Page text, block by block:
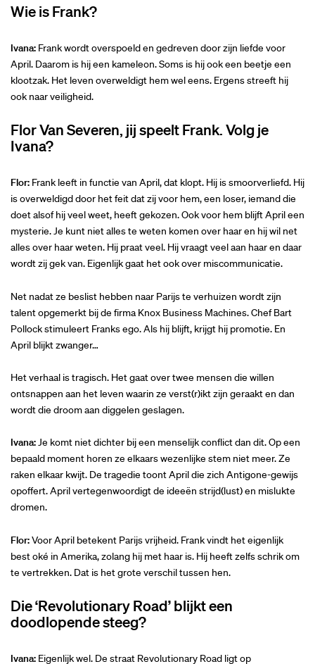
Wie is Frank?
Ivana: Frank wordt overspoeld en gedreven door zijn liefde voor
April. Daarom is hij een kameleon. Soms is hij ook een beetje een
klootzak. Het leven overweldigt hem wel eens. Ergens streeft hij
ook naar veiligheid.
Flor Van Severen, jij speelt Frank. Volg je
Ivana?
Flor: Frank leeft in functie van April, dat klopt. Hij is smoorverliefd. Hij
is overweldigd door het feit dat zij voor hem, een loser, iemand die
doet alsof hij veel weet, heeft gekozen. Ook voor hem blijft April een
mysterie. Je kunt niet alles te weten komen over haar en hij wil net
alles over haar weten. Hij praat veel. Hij vraagt veel aan haar en daar
wordt zij gek van. Eigenlijk gaat het ook over miscommunicatie.
Net nadat ze beslist hebben naar Parijs te verhuizen wordt zijn
talent opgemerkt bij de firma Knox Business Machines. Chef Bart
Pollock stimuleert Franks ego. Als hij blijft, krijgt hij promotie. En
April blijkt zwanger…
Het verhaal is tragisch. Het gaat over twee mensen die willen
ontsnappen aan het leven waarin ze verst(r)ikt zijn geraakt en dan
wordt die droom aan diggelen geslagen.
Ivana:Je komt niet dichter bij een menselijk conflict dan dit. Op een
bepaald moment horen ze elkaars wezenlijke stem niet meer. Ze
raken elkaar kwijt. De tragedie toont April die zich Antigone-gewijs
opoffert. April vertegenwoordigt de ideeën strijd(lust) en mislukte
dromen.
Flor:Voor April betekent Parijs vrijheid. Frank vindt het eigenlijk
best oké in Amerika, zolang hij met haar is. Hij heeft zelfs schrik om
te vertrekken. Dat is het grote verschil tussen hen.
Die ‘Revolutionary Road’ blijkt een
doodlopende steeg?
Ivana: Eigenlijk wel. De straat Revolutionary Road ligt op